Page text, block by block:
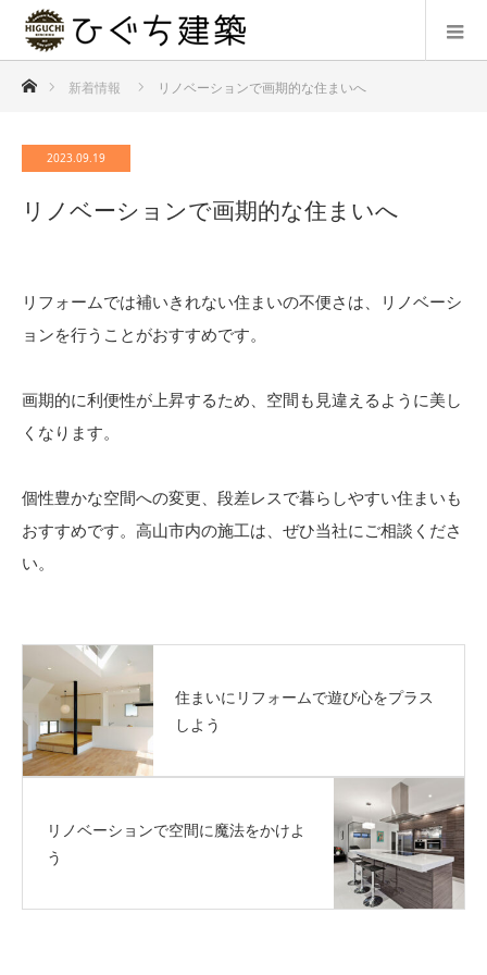
ホーム新着情報 リノベーションで画期的な住まいへ
2023.09.19
リノベーションで画期的な住まいへ
リフォームでは補いきれない住まいの不便さは、リノベーシ
ョンを行うことがおすすめです。
画期的に利便性が上昇するため、空間も見違えるように美し
くなります。
個性豊かな空間への変更、段差レスで暮らしやすい住まいも
おすすめです。高山市内の施工は、ぜひ当社にご相談くださ
い。
住まいにリフォームで遊び心をプラス
しよう
リノベーションで空間に魔法をかけよ
う